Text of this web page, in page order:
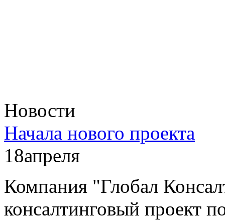
Новости
Начала нового проекта
18апреля
Компания "Глобал
консалтинговый проект